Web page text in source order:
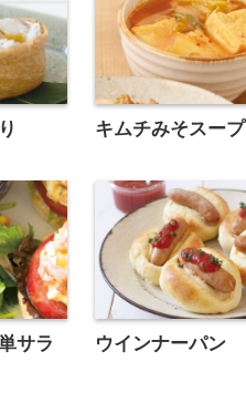
キムチみそスープ
サラ
ウインナーパン